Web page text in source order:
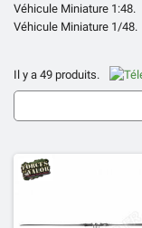
Véhicule Miniature 1:48.
Véhicule Miniature 1/48.
Il y a 49 produits.